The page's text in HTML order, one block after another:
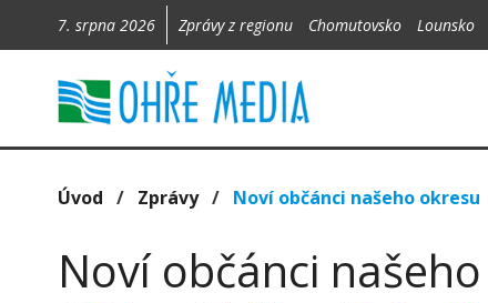
7. srpna 2026 Zprávy z regionu Chomutovsko Lounsko
Úvod / Zprávy/ Noví občánci našeho okresu
Noví občánci